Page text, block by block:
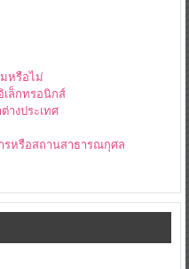
หรือไม่
ล็กทรอนิกส์
างประเทศ
รหรือสถานสาธารณกุศล